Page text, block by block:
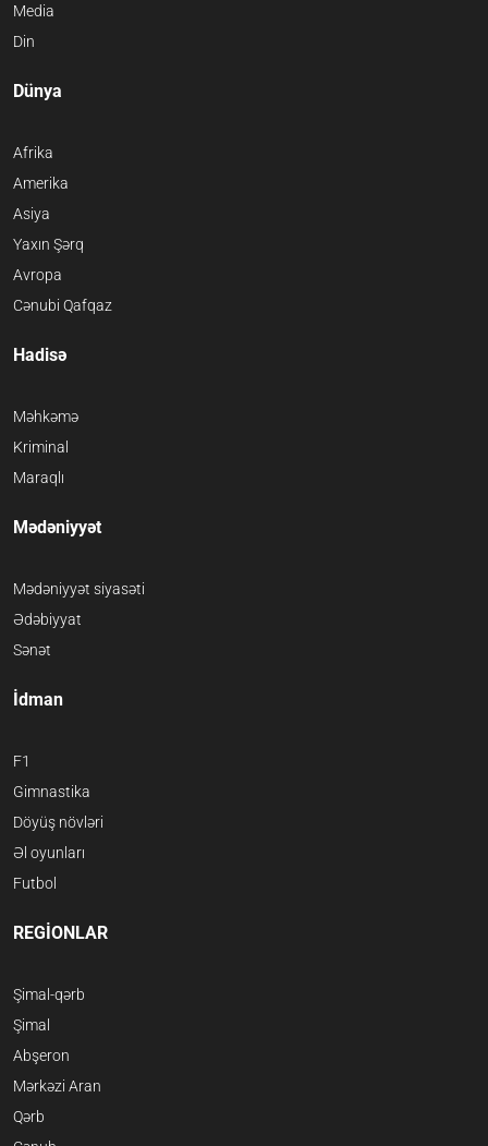
Media
Din
Dünya
Afrika
Amerika
Asiya
Yaxın Şərq
Avropa
Cənubi Qafqaz
Hadisə
Məhkəmə
Kriminal
Maraqlı
Mədəniyyət
Mədəniyyət siyasəti
Ədəbiyyat
Sənət
İdman
F1
Gimnastika
Döyüş növləri
Əl oyunları
Futbol
REGİONLAR
Şimal-qərb
Şimal
Abşeron
Mərkəzi Aran
Qərb